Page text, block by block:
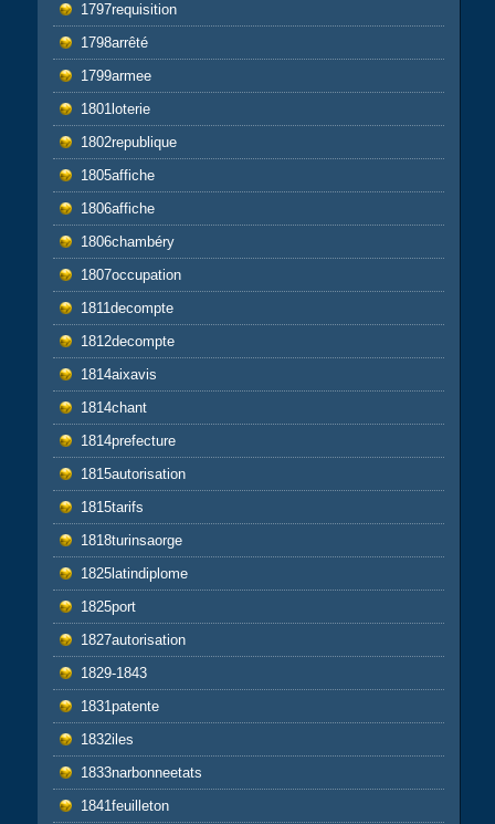
1797requisition
1798arrêté
1799armee
1801loterie
1802republique
1805affiche
1806affiche
1806chambéry
1807occupation
1811decompte
1812decompte
1814aixavis
1814chant
1814prefecture
1815autorisation
1815tarifs
1818turinsaorge
1825latindiplome
1825port
1827autorisation
1829-1843
1831patente
1832iles
1833narbonneetats
1841feuilleton